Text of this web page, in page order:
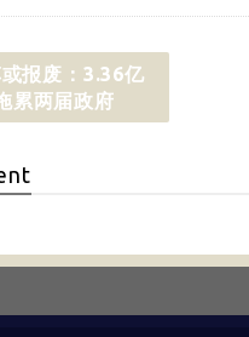
报废：3.36亿
累两届政府